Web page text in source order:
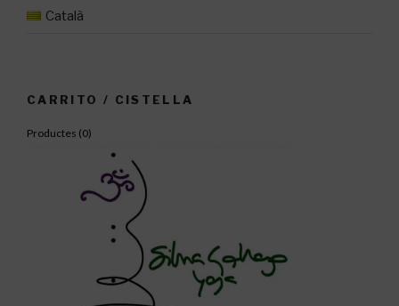
Català
CARRITO / CISTELLA
Productes (0)